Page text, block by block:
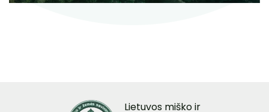
Lietuvos miško ir